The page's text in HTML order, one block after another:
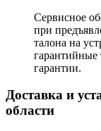
Сервисное
при
талона на
гарантийные
гарантии.
Доставка и
области